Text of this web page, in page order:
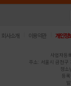
회사소개 이용약관 개인정
사업자등
주소: 서울시 금천
청소
등